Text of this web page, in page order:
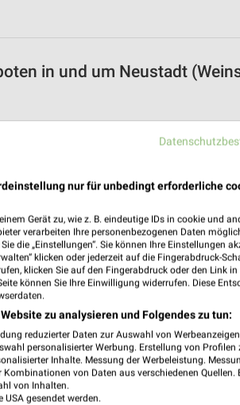
in und um Neustadt
nur für unbedingt erforderliche
Gerät zu, wie z. B. eindeutige IDs in cookie und
verarbeiten Ihre personenbezogenen Daten
die „Einstellungen“. Sie können Ihre Einstellungen
klicken oder jederzeit auf die Fingerabdruck-
klicken Sie auf den Fingerabdruck oder den Link in
können Sie Ihre Einwilligung widerrufen. Diese
zu analysieren und Folgendes zu tun:
reduzierter Daten zur Auswahl von
personalisierter Werbung. Erstellung von Profilen
Inhalte. Messung der Werbeleistung.
von Daten aus verschiedenen Quellen.
von Inhalten.
gesendet werden.